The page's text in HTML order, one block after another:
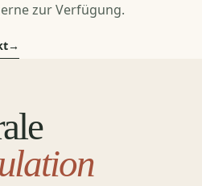
zur Verfügung.
→